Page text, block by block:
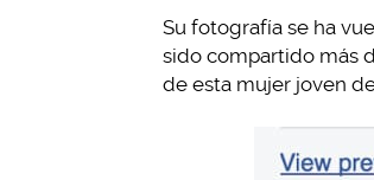
Su fotografía se ha
sido compartido más
de esta mujer joven